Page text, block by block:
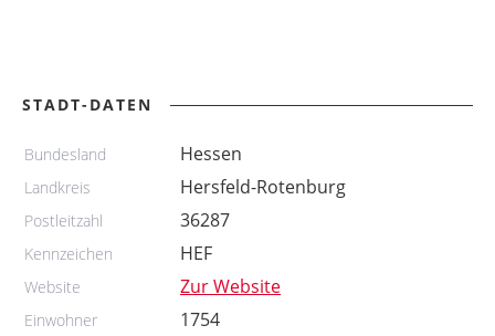
STADT-DATEN
Bundesland Hessen
Landkreis Hersfeld-Rotenburg
Postleitzahl 36287
Kennzeichen HEF
Website Zur Website
Einwohner 1754